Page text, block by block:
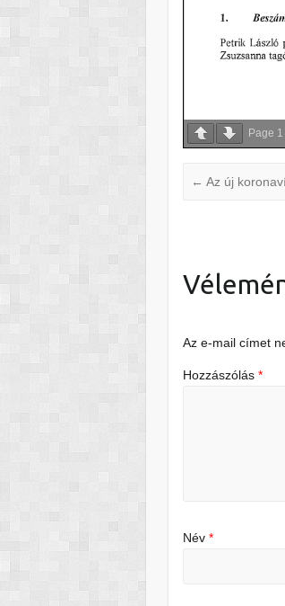
Page 1
← Az új
Az e-mail címet
Hozzászólás*
Név*